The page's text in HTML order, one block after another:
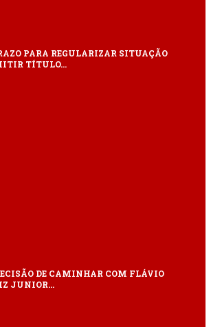
PARA REGULARIZAR SITUAÇÃO
TÍTULO…
DE CAMINHAR COM FLÁVIO
JUNIOR…